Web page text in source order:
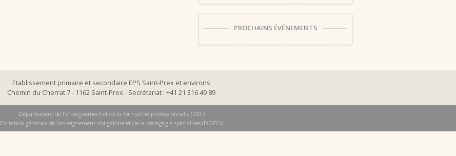
PROCHAINS ÉVÉNEMENTS
Etablissement primaire et secondaire EPS Saint-Prex et environs
Chemin du Cherrat 7 - 1162 Saint-Prex - Secrétariat : +41 21 316 49 89
Département de l'enseignement et de la formation professionnelle (DEF)
Direction générale de l'enseignement obligatoire et de la pédagogie spécialisée (DGEO)